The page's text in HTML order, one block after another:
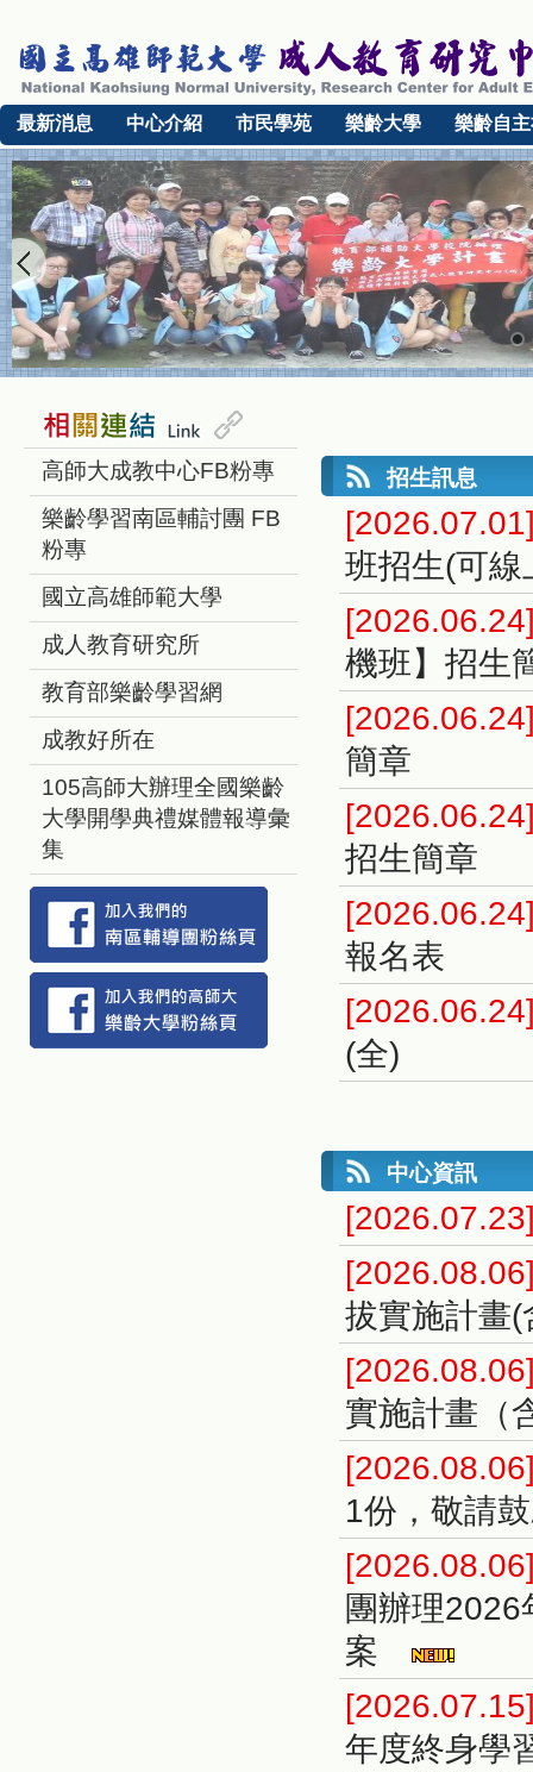
最新消息 中心介紹 市民學苑 樂齡大學 樂齡自
高師大成教中心FB粉專
樂齡學習南區輔討團 FB
粉專
國立高雄師範大學
成人教育研究所
教育部樂齡學習網
成教好所在
105高師大辦理全國樂齡
大學開學典禮媒體報導彙
集
招生訊息
班招生(可
機班】招生
簡章
招生簡章
報名表
(全)
中心資訊
拔實施計
實施計畫
1份，敬請
團辦理
案
年度終身學